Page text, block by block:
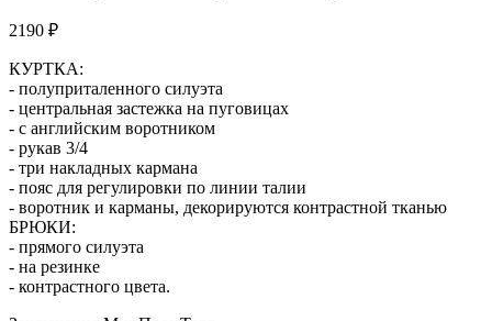
2190 ₽
КУРТКА:
- полуприталенного силуэта
- центральная застежка на пуговицах
- с английским воротником
- рукав 3/4
- три накладных кармана
- пояс для регулировки по линии талии
- воротник и карманы, декорируются контрастной тканью
БРЮКИ:
- прямого силуэта
- на резинке
- контрастного цвета.